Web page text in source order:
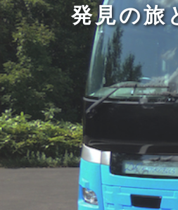
発見の旅
人間の幅
どんなに洗練
旅